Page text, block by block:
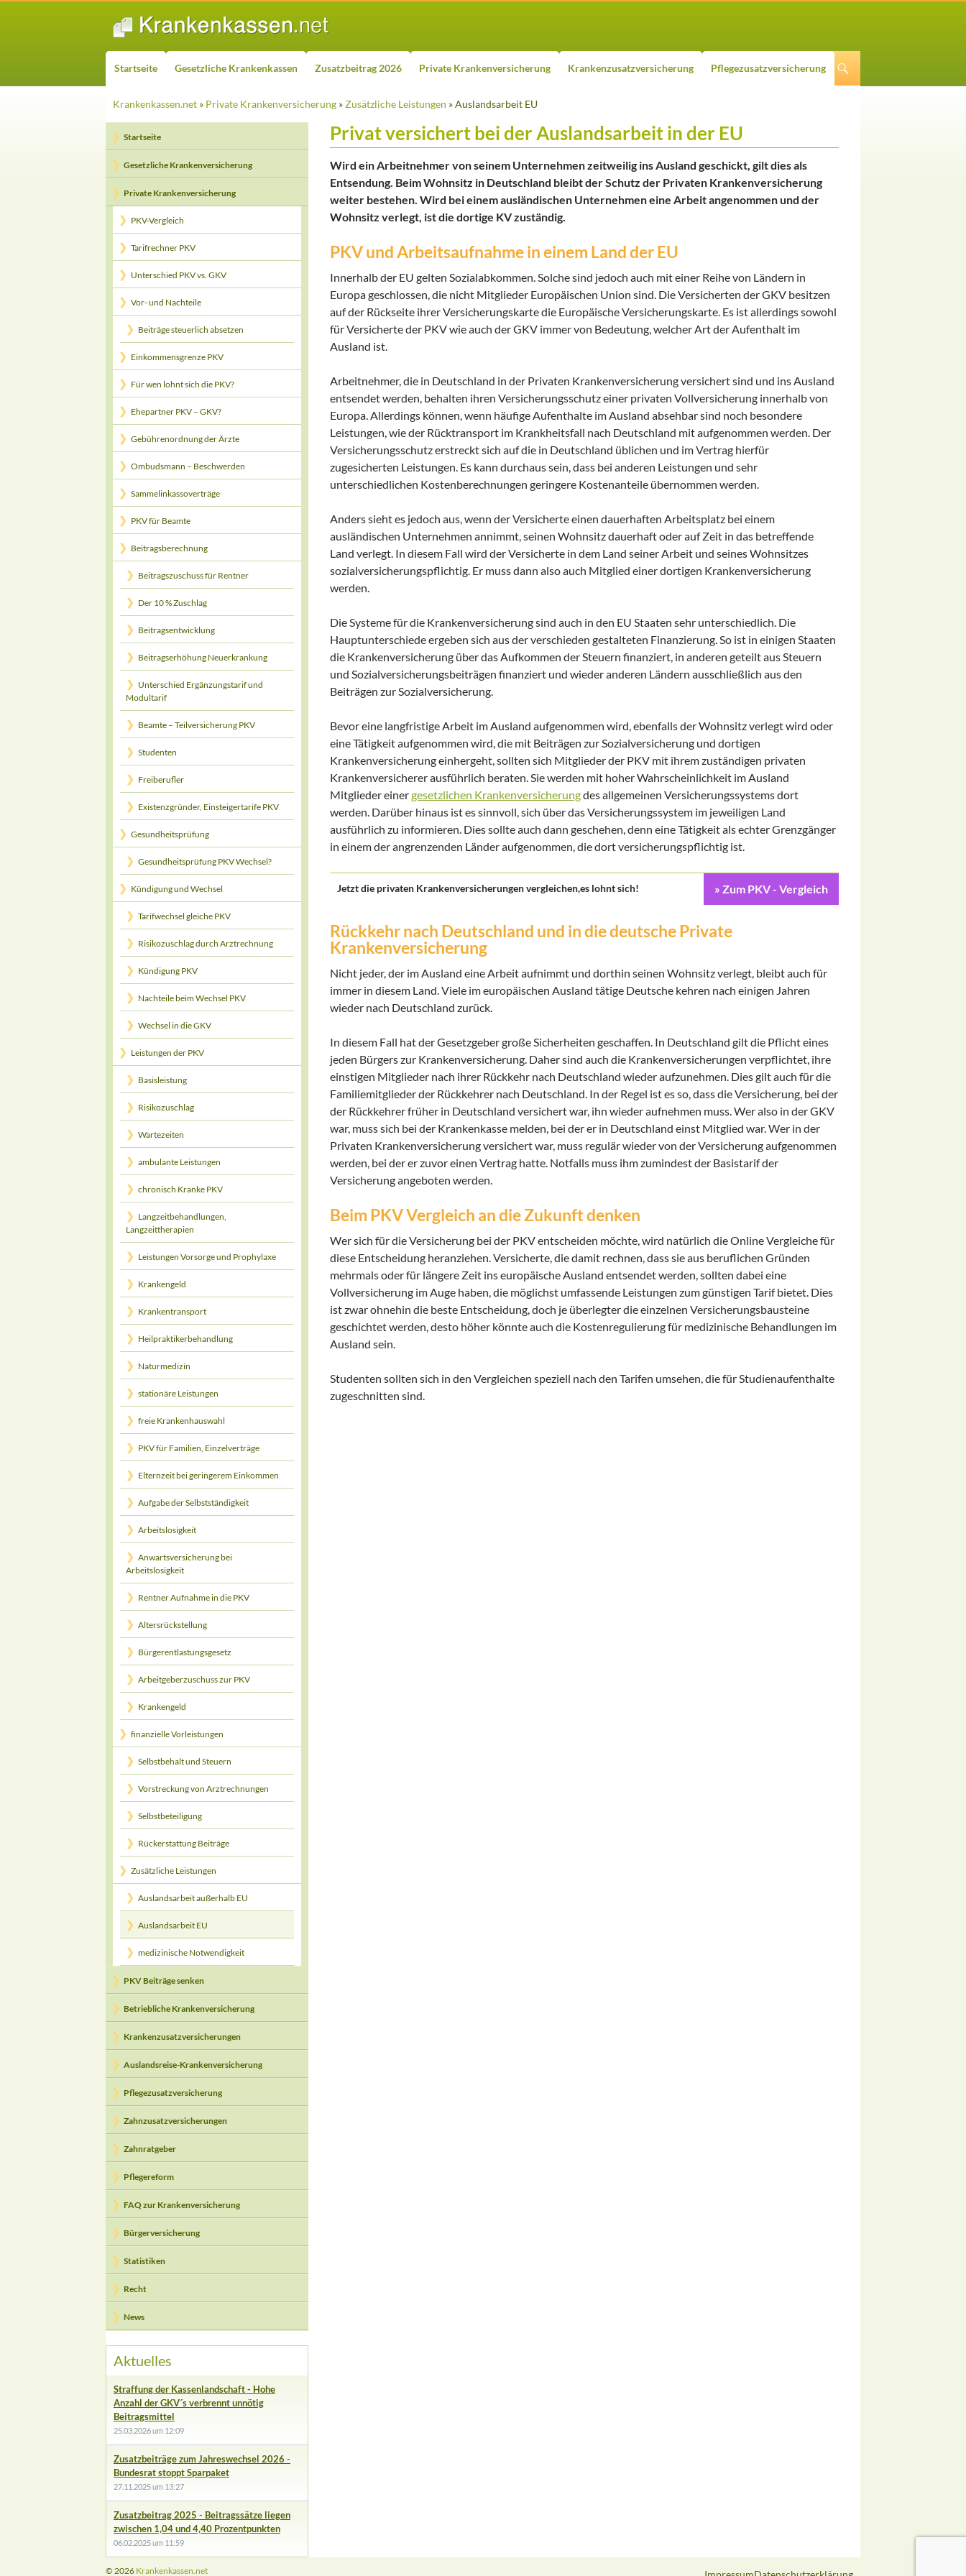
ZUM INHALT SPRINGEN
Startseite Gesetzliche Krankenkassen Zusatzbeitrag 2026 Private Krankenversicherung Krankenzusatzversicherung Pflegezusatzversicherung
Krankenkassen.net » Private Krankenversicherung »Zusätzliche Leistungen » Auslandsarbeit EU
Privat versichert bei der Auslandsarbeit in der EU
Wird ein Arbeitnehmer von seinem Unternehmen zeitweilig ins Ausland geschickt, gilt dies als
Entsendung. Beim Wohnsitz in Deutschland bleibt der Schutz der Privaten Krankenversicherung
weiter bestehen. Wird bei einem ausländischen Unternehmen eine Arbeit angenommen und der
Wohnsitz verlegt, ist die dortige KV zuständig.
PKV und Arbeitsaufnahme in einem Land der EU
Innerhalb der EU gelten Sozialabkommen. Solche sind jedoch auch mit einer Reihe von Ländern in
Europa geschlossen, die nicht Mitglieder Europäischen Union sind. Die Versicherten der GKV besitzen
auf der Rückseite ihrer Versicherungskarte die Europäische Versicherungskarte. Es ist allerdings sowohl
für Versicherte der PKV wie auch der GKV immer von Bedeutung, welcher Art der Aufenthalt im
Ausland ist.
Arbeitnehmer, die in Deutschland in der Privaten Krankenversicherung versichert sind und ins Ausland
entsendet werden, behalten ihren Versicherungsschutz einer privaten Vollversicherung innerhalb von
Europa. Allerdings können, wenn häufige Aufenthalte im Ausland absehbar sind noch besondere
Leistungen, wie der Rücktransport im Krankheitsfall nach Deutschland mit aufgenommen werden. Der
Versicherungsschutz erstreckt sich auf die in Deutschland üblichen und im Vertrag hierfür
zugesicherten Leistungen. Es kann durchaus sein, dass bei anderen Leistungen und sehr
unterschiedlichen Kostenberechnungen geringere Kostenanteile übernommen werden.
Anders sieht es jedoch aus, wenn der Versicherte einen dauerhaften Arbeitsplatz bei einem
ausländischen Unternehmen annimmt, seinen Wohnsitz dauerhaft oder auf Zeit in das betreffende
Land verlegt. In diesem Fall wird der Versicherte in dem Land seiner Arbeit und seines Wohnsitzes
sozialversicherungspflichtig. Er muss dann also auch Mitglied einer dortigen Krankenversicherung
werden.
Die Systeme für die Krankenversicherung sind auch in den EU Staaten sehr unterschiedlich. Die
Hauptunterschiede ergeben sich aus der verschieden gestalteten Finanzierung. So ist in einigen Staaten
die Krankenversicherung über das Aufkommen der Steuern finanziert, in anderen geteilt aus Steuern
und Sozialversicherungsbeiträgen finanziert und wieder anderen Ländern ausschließlich aus den
Beiträgen zur Sozialversicherung.
Bevor eine langfristige Arbeit im Ausland aufgenommen wird, ebenfalls der Wohnsitz verlegt wird oder
eine Tätigkeit aufgenommen wird, die mit Beiträgen zur Sozialversicherung und dortigen
Krankenversicherung einhergeht, sollten sich Mitglieder der PKV mit ihrem zuständigen privaten
Krankenversicherer ausführlich beraten. Sie werden mit hoher Wahrscheinlichkeit im Ausland
Mitglieder einergesetzlichen Krankenversicherungdes allgemeinen Versicherungssystems dort
werden. Darüber hinaus ist es sinnvoll, sich über das Versicherungssystem im jeweiligen Land
ausführlich zu informieren. Dies sollte auch dann geschehen, denn eine Tätigkeit als echter Grenzgänger
in einem der angrenzenden Länder aufgenommen, die dort versicherungspflichtig ist.
Jetzt die privaten Krankenversicherungen vergleichen,es lohnt sich! » Zum PKV - Vergleich
Rückkehr nach Deutschland und in die deutsche Private
Krankenversicherung
Nicht jeder, der im Ausland eine Arbeit aufnimmt und dorthin seinen Wohnsitz verlegt, bleibt auch für
immer in diesem Land. Viele im europäischen Ausland tätige Deutsche kehren nach einigen Jahren
wieder nach Deutschland zurück.
In diesem Fall hat der Gesetzgeber große Sicherheiten geschaffen. In Deutschland gilt die Pflicht eines
jeden Bürgers zur Krankenversicherung. Daher sind auch die Krankenversicherungen verpflichtet, ihre
einstigen Mitglieder nach ihrer Rückkehr nach Deutschland wieder aufzunehmen. Dies gilt auch für die
Familiemitglieder der Rückkehrer nach Deutschland. In der Regel ist es so, dass die Versicherung, bei der
der Rückkehrer früher in Deutschland versichert war, ihn wieder aufnehmen muss. Wer also in der GKV
war, muss sich bei der Krankenkasse melden, bei der er in Deutschland einst Mitglied war. Wer in der
Privaten Krankenversicherung versichert war, muss regulär wieder von der Versicherung aufgenommen
werden, bei der er zuvor einen Vertrag hatte. Notfalls muss ihm zumindest der Basistarif der
Versicherung angeboten werden.
Beim PKV Vergleich an die Zukunft denken
Wer sich für die Versicherung bei der PKV entscheiden möchte, wird natürlich die Online Vergleiche für
diese Entscheidung heranziehen. Versicherte, die damit rechnen, dass sie aus beruflichen Gründen
mehrmals oder für längere Zeit ins europäische Ausland entsendet werden, sollten dabei eine
Vollversicherung im Auge haben, die möglichst umfassende Leistungen zum günstigen Tarif bietet. Dies
ist zwar ohnehin die beste Entscheidung, doch je überlegter die einzelnen Versicherungsbausteine
geschichtet werden, desto höher könnte auch die Kostenregulierung für medizinische Behandlungen im
Ausland sein.
Studenten sollten sich in den Vergleichen speziell nach den Tarifen umsehen, die für Studienaufenthalte
zugeschnitten sind.
Startseite
Gesetzliche Krankenversicherung
Private Krankenversicherung
PKV-Vergleich
Tarifrechner PKV
Unterschied PKV vs. GKV
Vor- und Nachteile
Beiträge steuerlich absetzen
Einkommensgrenze PKV
Für wen lohnt sich die PKV?
Ehepartner PKV – GKV?
Gebührenordnung der Ärzte
Ombudsmann – Beschwerden
Sammelinkassoverträge
PKV für Beamte
Beitragsberechnung
Beitragszuschuss für Rentner
Der 10 % Zuschlag
Beitragsentwicklung
Beitragserhöhung Neuerkrankung
Unterschied Ergänzungstarif und
Modultarif
Beamte – Teilversicherung PKV
Studenten
Freiberufler
Existenzgründer, Einsteigertarife PKV
Gesundheitsprüfung
Gesundheitsprüfung PKV Wechsel?
Kündigung und Wechsel
Tarifwechsel gleiche PKV
Risikozuschlag durch Arztrechnung
Kündigung PKV
Nachteile beim Wechsel PKV
Wechsel in die GKV
Leistungen der PKV
Basisleistung
Risikozuschlag
Wartezeiten
ambulante Leistungen
chronisch Kranke PKV
Langzeitbehandlungen,
Langzeittherapien
Leistungen Vorsorge und Prophylaxe
Krankengeld
Krankentransport
Heilpraktikerbehandlung
Naturmedizin
stationäre Leistungen
freie Krankenhauswahl
PKV für Familien, Einzelverträge
Elternzeit bei geringerem Einkommen
Aufgabe der Selbstständigkeit
Arbeitslosigkeit
Anwartsversicherung bei
Arbeitslosigkeit
Rentner Aufnahme in die PKV
Altersrückstellung
Bürgerentlastungsgesetz
Arbeitgeberzuschuss zur PKV
Krankengeld
finanzielle Vorleistungen
Selbstbehalt und Steuern
Vorstreckung von Arztrechnungen
Selbstbeteiligung
Rückerstattung Beiträge
Zusätzliche Leistungen
Auslandsarbeit außerhalb EU
Auslandsarbeit EU
medizinische Notwendigkeit
PKV Beiträge senken
Betriebliche Krankenversicherung
Krankenzusatzversicherungen
Auslandsreise-Krankenversicherung
Pflegezusatzversicherung
Zahnzusatzversicherungen
Zahnratgeber
Pflegereform
FAQ zur Krankenversicherung
Bürgerversicherung
Statistiken
Recht
News
Aktuelles
Straffung der Kassenlandschaft - Hohe
Anzahl der GKV´s verbrennt unnötig
Beitragsmittel
25.03.2026 um 12:09
Zusatzbeiträge zum Jahreswechsel 2026 -
Bundesrat stoppt Sparpaket
27.11.2025 um 13:27
Zusatzbeitrag 2025 - Beitragssätze liegen
zwischen 1,04 und 4,40 Prozentpunkten
06.02.2025 um 11:59
© 2026 Krankenkassen.net